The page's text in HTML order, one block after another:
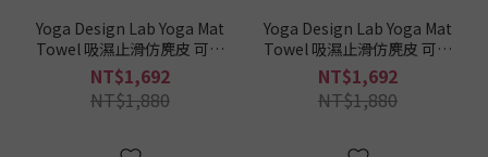
Yoga Design Lab Yoga Mat
Towel 吸濕止滑仿麂皮 可機
洗 瑜珈舖巾182x61cm Pearl
NT$1,692
NT$1,880
Yoga Design Lab Yoga Mat
Towel 吸濕止滑仿麂皮 可機
洗 瑜珈舖巾 182x61cm Geo
Blue
NT$1,692
NT$1,880